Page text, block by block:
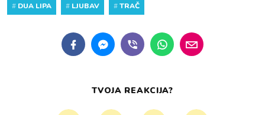
# DUA LIPA # LJUBAV #TRAČ
TVOJA REAKCIJA?